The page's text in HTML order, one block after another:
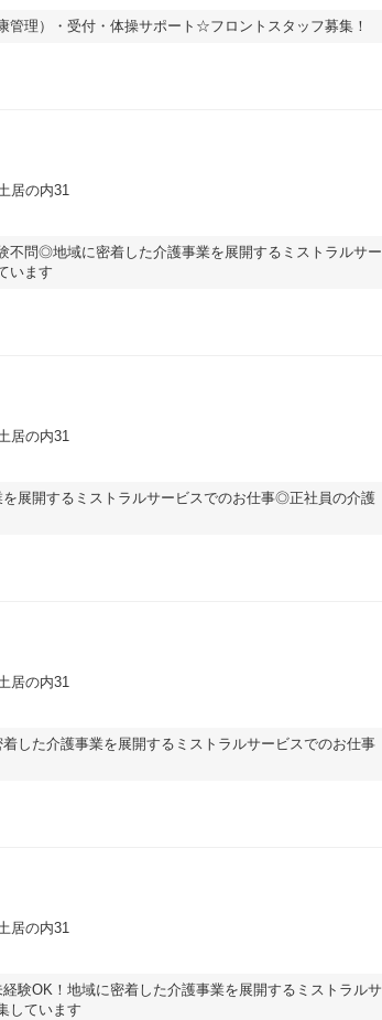
管理）・受付・体操サポート☆フロントスタッフ募集！
居の内31
不問◎地域に密着した介護事業を展開するミストラルサー
います
居の内31
展開するミストラルサービスでのお仕事◎正社員の介護
居の内31
した介護事業を展開するミストラルサービスでのお仕事
居の内31
験OK！地域に密着した介護事業を展開するミストラルサ
しています